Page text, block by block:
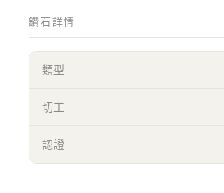
鑽石詳情
類型
切工
認證